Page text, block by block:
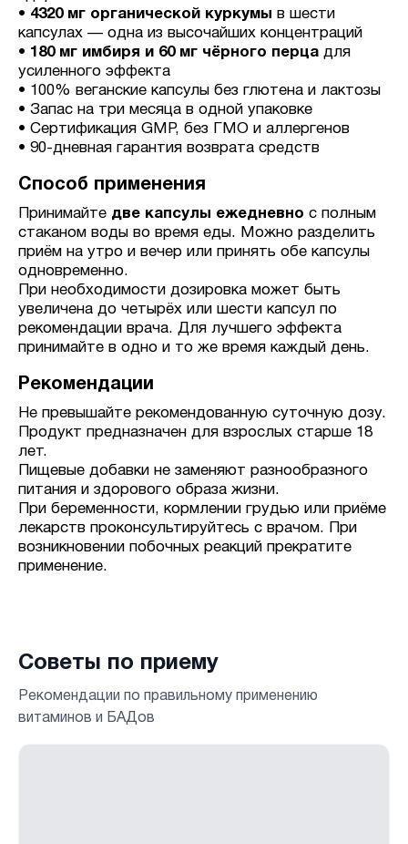
• 4320 мг органической куркумы в шести
капсулах — одна из высочайших концентраций
• 180 мг имбиря и 60 мг чёрного перца для
усиленного эффекта
• 100% веганские капсулы без глютена и лактозы
• Запас на три месяца в одной упаковке
• Сертификация GMP, без ГМО и аллергенов
• 90-дневная гарантия возврата средств
Способ применения
Принимайте две капсулы ежедневно с полным
стаканом воды во время еды. Можно разделить
приём на утро и вечер или принять обе капсулы
одновременно.
При необходимости дозировка может быть
увеличена до четырёх или шести капсул по
рекомендации врача. Для лучшего эффекта
принимайте в одно и то же время каждый день.
Рекомендации
Не превышайте рекомендованную суточную дозу.
Продукт предназначен для взрослых старше 18
лет.
Пищевые добавки не заменяют разнообразного
питания и здорового образа жизни.
При беременности, кормлении грудью или приёме
лекарств проконсультируйтесь с врачом. При
возникновении побочных реакций прекратите
применение.
Советы по приему
Рекомендации по правильному применению
витаминов и БАДов